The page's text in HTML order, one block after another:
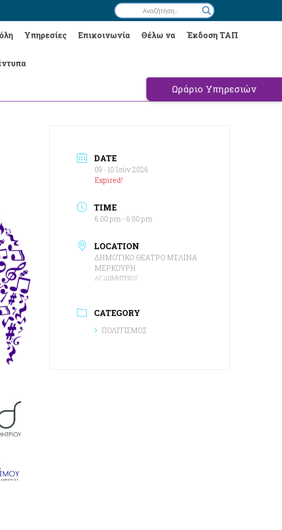
Υπηρεσίες Επικοινωνία Θέλω να Έκδοση ΤΑΠ
Ωράριο Υπηρεσιών
DATE
09 - 10 Ιούν 2026
Expired!
TIME
6:00 pm - 6:00 pm
LOCATION
ΔΗΜΟΤΙΚΟ ΘΕΑΤΡΟ ΜΕΛΙΝΑ
ΜΕΡΚΟΥΡΗ
ΑΓ.ΔΗΜΗΤΡΙΟΥ
CATEGORY
ΠΟΛΙΤΙΣΜΟΣ